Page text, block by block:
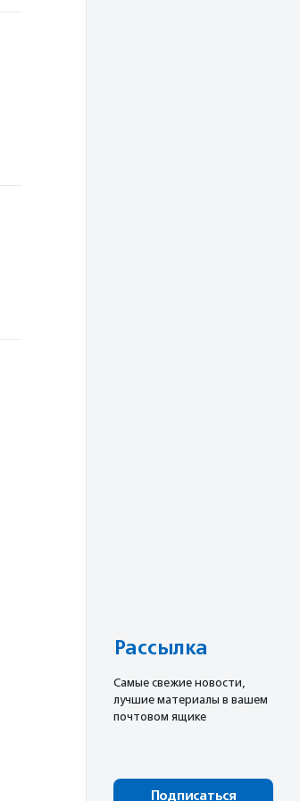
Рассылка
Cамые свежие новости,
лучшие материалы в вашем
почтовом ящике
Подписаться